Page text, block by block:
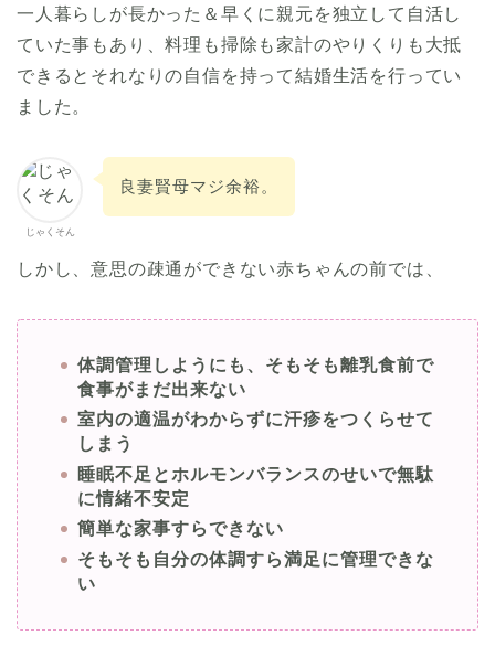
一人暮らしが長かった＆早くに親元を独立して自活し
ていた事もあり、料理も掃除も家計のやりくりも大抵
できるとそれなりの自信を持って結婚生活を行ってい
ました。
じゃくそん
良妻賢母マジ余裕。
しかし、意思の疎通ができない赤ちゃんの前では、
体調管理しようにも、そもそも離乳食前で
食事がまだ出来ない
室内の適温がわからずに汗疹をつくらせて
しまう
睡眠不足とホルモンバランスのせいで無駄
に情緒不安定
簡単な家事すらできない
そもそも自分の体調すら満足に管理できな
い